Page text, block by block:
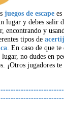
juegos de escape es
lugar y debes salir
encontrando y
tipos de
. En caso de que te
lugar, no dudes en
¡Otros jugadores te